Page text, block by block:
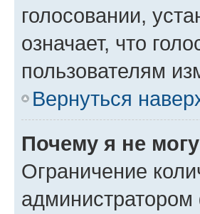
голосовании,
означает, что
пользователям
Вернуться
Почему я не
Ограничение